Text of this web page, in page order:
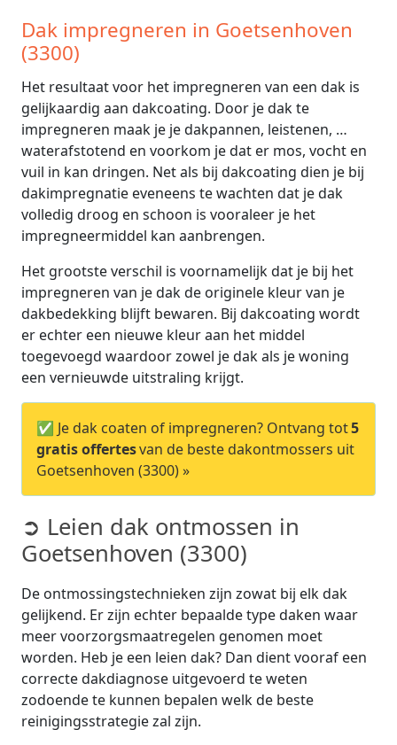
Dak impregneren in Goetsenhoven
(3300)
Het resultaat voor het impregneren van een dak is
gelijkaardig aan dakcoating. Door je dak te
impregneren maak je je dakpannen, leistenen, …
waterafstotend en voorkom je dat er mos, vocht en
vuil in kan dringen. Net als bij dakcoating dien je bij
dakimpregnatie eveneens te wachten dat je dak
volledig droog en schoon is vooraleer je het
impregneermiddel kan aanbrengen.
Het grootste verschil is voornamelijk dat je bij het
impregneren van je dak de originele kleur van je
dakbedekking blijft bewaren. Bij dakcoating wordt
er echter een nieuwe kleur aan het middel
toegevoegd waardoor zowel je dak als je woning
een vernieuwde uitstraling krijgt.
✅ Je dak coaten of impregneren? Ontvang tot5
gratis offertesvan de beste dakontmossers uit
Goetsenhoven (3300) »
➲ Leien dak ontmossen in
Goetsenhoven (3300)
De ontmossingstechnieken zijn zowat bij elk dak
gelijkend. Er zijn echter bepaalde type daken waar
meer voorzorgsmaatregelen genomen moet
worden. Heb je een leien dak? Dan dient vooraf een
correcte dakdiagnose uitgevoerd te weten
zodoende te kunnen bepalen welk de beste
reinigingsstrategie zal zijn.